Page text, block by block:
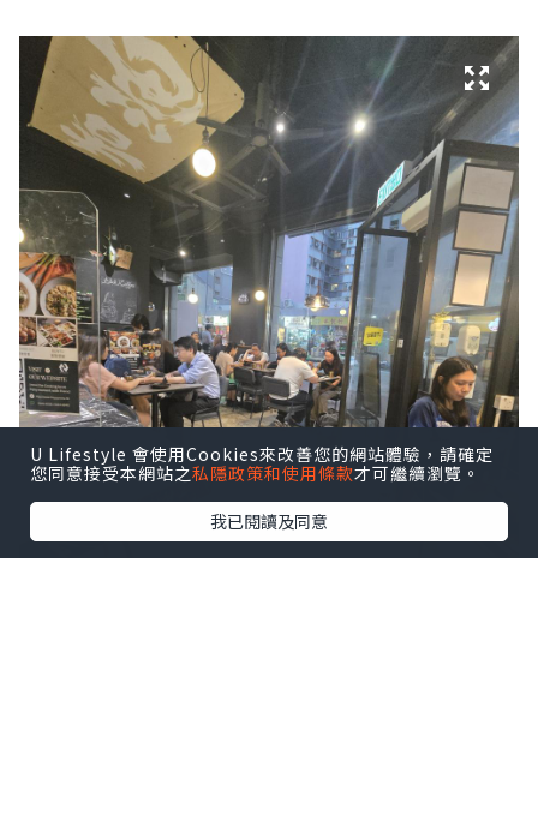
U Lifestyle 會使用Cookies來改善您的網站體驗，請確定
您同意接受本網站之私隱政策和使用條款才可繼續瀏覽。
我已閱讀及同意